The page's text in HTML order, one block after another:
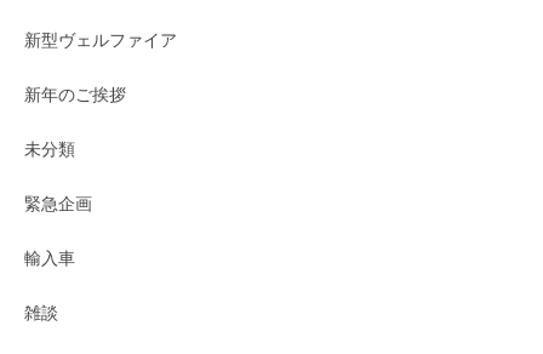
新型ヴェルファイア
新年のご挨拶
未分類
緊急企画
輸入車
雑談